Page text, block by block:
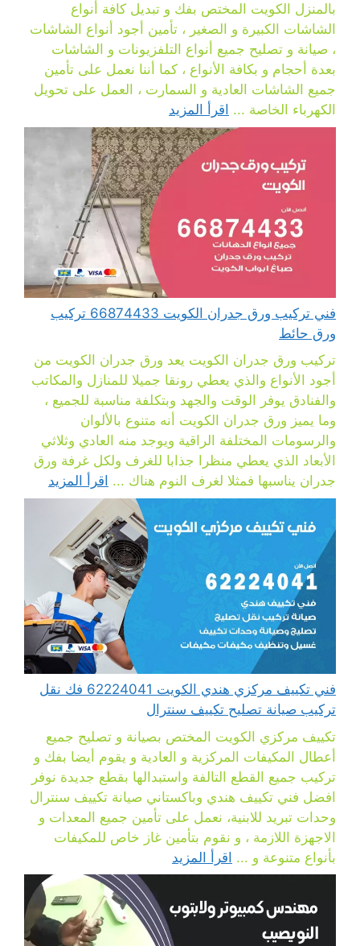
بالمنزل الكويت المختص بفك و تبديل كافة أنواع
الشاشات الكبيرة و الصغير ، تأمين أجود أنواع الشاشات
، صيانة و تصليح جميع أنواع التلفزيونات و الشاشات
بعدة أحجام و بكافة الأنواع ، كما أننا نعمل على تأمين
جميع الشاشات العادية و السمارت ، العمل على تحويل
الكهرباء الخاصة ... اقرأ المزيد
فني تركيب ورق جدران الكويت 66874433 تركيب
ورق حائط
تركيب ورق جدران الكويت يعد ورق جدران الكويت من
أجود الأنواع والذي يعطي رونقا جميلا للمنازل والمكاتب
والفنادق يوفر الوقت والجهد وبتكلفة مناسبة للجميع ،
وما يميز ورق جدران الكويت أنه متنوع بالألوان
والرسومات المختلفة الراقية ويوجد منه العادي وثلاثي
الأبعاد الذي يعطي منظرا جذابا للغرف ولكل غرفة ورق
جدران يناسبها فمثلا لغرف النوم هناك ... اقرأ المزيد
فني تكييف مركزي هندي الكويت 62224041 فك نقل
تركيب صيانة تصليح تكييف سنترال
تكييف مركزي الكويت المختص بصيانة و تصليح جميع
أعطال المكيفات المركزية و العادية و يقوم أيضا بفك و
تركيب جميع القطع التالفة واستبدالها بقطع جديدة نوفر
افضل فني تكييف هندي وباكستاني صيانة تكييف سنترال
وحدات تبريد للابنية، نعمل على تأمين جميع المعدات و
الاجهزة اللازمة ، و نقوم بتأمين غاز خاص للمكيفات
بأنواع متنوعة و ... اقرأ المزيد